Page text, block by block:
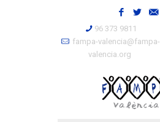
96 373 9811
fampa-valencia@fampa-
valencia.org